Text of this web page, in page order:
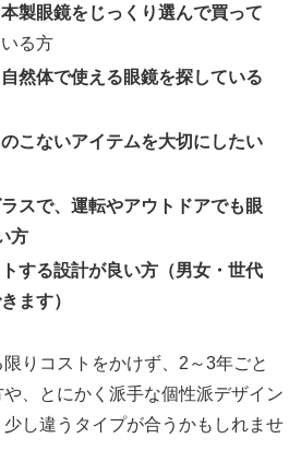
本製眼鏡をじっくり選んで買って
る方
然体で使える眼鏡を探している
こないアイテムを大切にしたい
スで、運転やアウトドアでも眼
方
する設計が良い方（男女・世代
ます）
りコストをかけず、2～3年ごと
、とにかく派手な個性派デザイン
し違うタイプが合うかもしれませ